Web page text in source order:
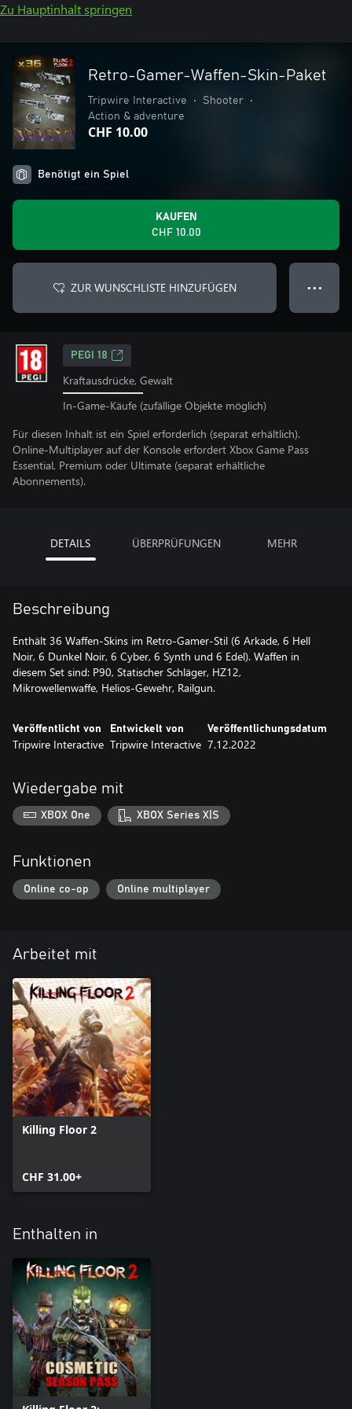
Zu Hauptinhalt springen
Retro-Gamer-Waffen-Skin-Paket
Tripwire Interactive • Shooter
•
Action & adventure
CHF 10.00
Benötigt ein Spiel
KAUFEN
CHF 10.00
ZUR WUNSCHLISTE HINZUFÜGEN ● ● ●
PEGI 18
Kraftausdrücke, Gewalt
In-Game-Käufe (zufällige Objekte möglich)
Für diesen Inhalt ist ein Spiel erforderlich (separat erhältlich).
Online-Multiplayer auf der Konsole erfordert Xbox Game Pass
Essential, Premium oder Ultimate (separat erhältliche
Abonnements).
DETAILS ÜBERPRÜFUNGEN MEHR
Beschreibung
Enthält 36 Waffen-Skins im Retro-Gamer-Stil (6 Arkade, 6 Hell
Noir, 6 Dunkel Noir, 6 Cyber, 6 Synth und 6 Edel). Waffen in
diesem Set sind: P90, Statischer Schläger, HZ12,
Mikrowellenwaffe, Helios-Gewehr, Railgun.
Veröffentlicht von
Tripwire Interactive
Entwickelt von
Tripwire Interactive
Veröffentlichungsdatum
7.12.2022
Wiedergabe mit
XBOX One XBOX Series X|S
Funktionen
Online co-op Online multiplayer
Arbeitet mit
Killing Floor 2
CHF 31.00+
Enthalten in